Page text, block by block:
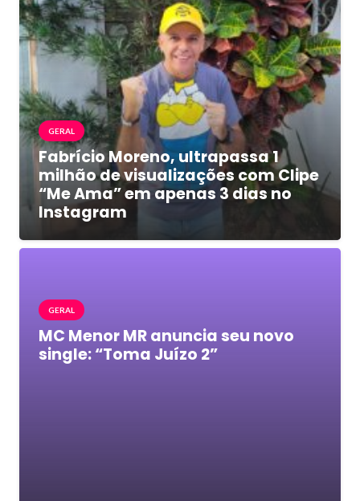
GERAL
Fabrício Moreno, ultrapassa 1
milhão de visualizações com Clipe
“Me Ama” em apenas 3 dias no
Instagram
GERAL
MC Menor MR anuncia seu novo
single: “Toma Juízo 2”